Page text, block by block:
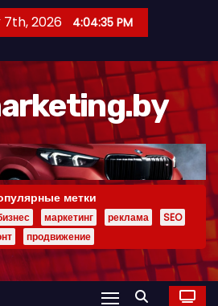
7th, 2026 4:04:35 PM
метки
маркетинг реклама
SEO
продвижение